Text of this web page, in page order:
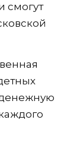
смогут